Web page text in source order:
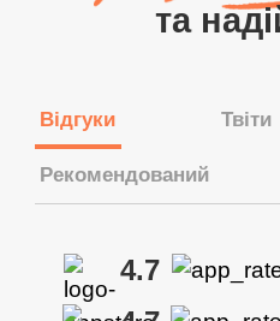
та
Відгуки Твіти
Рекомендований
4.7